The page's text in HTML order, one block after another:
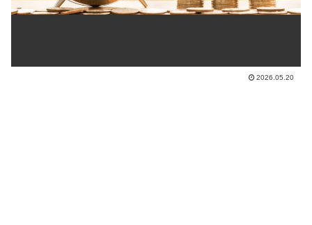
2026.05.20